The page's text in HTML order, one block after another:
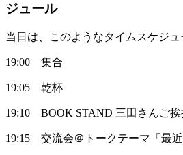
ジュール
当日は、このようなタイムスケジュ
19:00 集合
19:05 乾杯
19:10 BOOK STAND 三田さんご挨
19:15 交流会＠トークテーマ「最近